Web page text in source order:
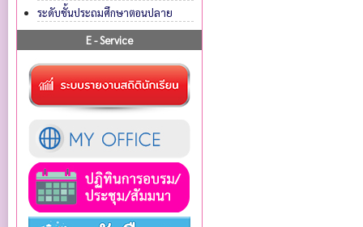
ระดับชั้นประถมศึกษาตอนปลาย
E - Service